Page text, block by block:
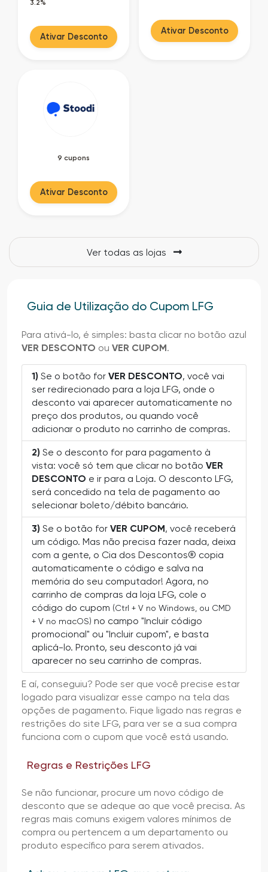
3.2%
Ativar Desconto
Ativar Desconto
9 cupons
Ativar Desconto
Ver todas as lojas
Guia de Utilização do Cupom LFG
Para ativá-lo, é simples: basta clicar no botão azul
VER DESCONTO ou VER CUPOM.
1) Se o botão for VER DESCONTO, você vai
ser redirecionado para a loja LFG, onde o
desconto vai aparecer automaticamente no
preço dos produtos, ou quando você
adicionar o produto no carrinho de compras.
2) Se o desconto for para pagamento à
vista: você só tem que clicar no botão VER
DESCONTO e ir para a Loja. O desconto LFG,
será concedido na tela de pagamento ao
selecionar boleto/débito bancário.
3) Se o botão for VER CUPOM, você receberá
um código. Mas não precisa fazer nada, deixa
com a gente, o Cia dos Descontos® copia
automaticamente o código e salva na
memória do seu computador! Agora, no
carrinho de compras da loja LFG, cole o
código do cupom (Ctrl + V no Windows, ou CMD
+ V no macOS) no campo "Incluir código
promocional" ou "Incluir cupom", e basta
aplicá-lo. Pronto, seu desconto já vai
aparecer no seu carrinho de compras.
E aí, conseguiu? Pode ser que você precise estar
logado para visualizar esse campo na tela das
opções de pagamento. Fique ligado nas regras e
restrições do site LFG, para ver se a sua compra
funciona com o cupom que você está usando.
Regras e Restrições LFG
Se não funcionar, procure um novo código de
desconto que se adeque ao que você precisa. As
regras mais comuns exigem valores mínimos de
compra ou pertencem a um departamento ou
produto específico para serem ativados.